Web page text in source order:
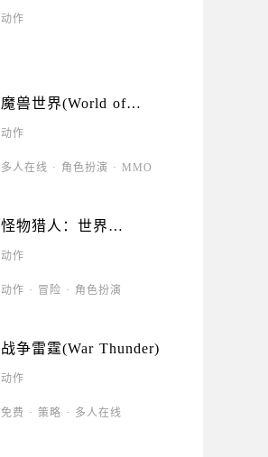
动作
魔兽世界(World of
Warcraft)
动作
多人在线 · 角色扮演 · MMO
怪物猎人：世界
(MONSTER HUNTER
动作
动作 · 冒险 · 角色扮演
战争雷霆(War Thunder)
动作
免费 · 策略 · 多人在线